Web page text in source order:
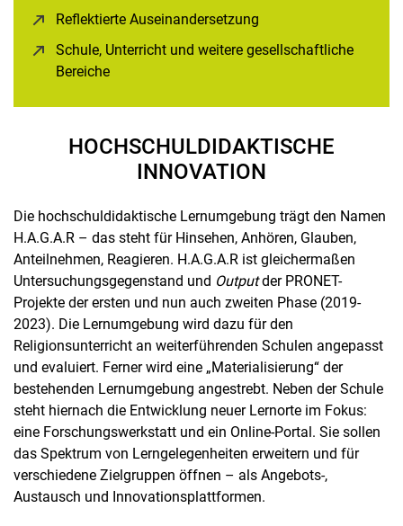
Reflektierte Auseinandersetzung
Schule, Unterricht und weitere gesellschaftliche
Bereiche
HOCHSCHULDIDAKTISCHE
INNOVATION
Die hochschuldidaktische Lernumgebung trägt den Namen
H.A.G.A.R – das steht für Hinsehen, Anhören, Glauben,
Anteilnehmen, Reagieren. H.A.G.A.R ist gleichermaßen
Untersuchungsgegenstand und Outputder PRONET-
Projekte der ersten und nun auch zweiten Phase (2019-
2023). Die Lernumgebung wird dazu für den
Religionsunterricht an weiterführenden Schulen angepasst
und evaluiert. Ferner wird eine „Materialisierung“ der
bestehenden Lernumgebung angestrebt. Neben der Schule
steht hiernach die Entwicklung neuer Lernorte im Fokus:
eine Forschungswerkstatt und ein Online-Portal. Sie sollen
das Spektrum von Lerngelegenheiten erweitern und für
verschiedene Zielgruppen öffnen – als Angebots-,
Austausch und Innovationsplattformen.